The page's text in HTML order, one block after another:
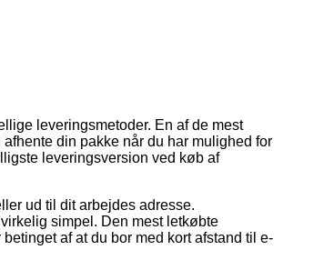
leveringsmetoder. En af de mest
din pakke når du har mulighed for
leveringsversion ved køb af
ud til dit arbejdes adresse.
simpel. Den mest letkøbte
af at du bor med kort afstand til e-